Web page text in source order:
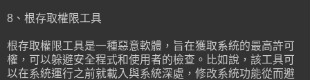
8、根存取權限工具
根存取權限工具是一種惡意軟體，旨在獲取系統的最高許可
權，可以躲避安全程式和使用者的檢查。比如說，該工具可
以在系統運行之前就載入與系統深處，修改系統功能從而避